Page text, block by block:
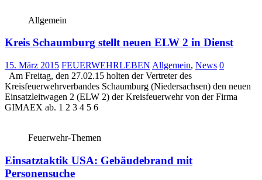
Allgemein
Kreis Schaumburg stellt neuen ELW 2 in Dienst
15. März 2015 FEUERWEHRLEBEN Allgemein, News 0
Am Freitag, den 27.02.15 holten der Vertreter des
Kreisfeuerwehrverbandes Schaumburg (Niedersachsen) den neuen
Einsatzleitwagen 2 (ELW 2) der Kreisfeuerwehr von der Firma
GIMAEX ab. 1 2 3 4 5 6
Feuerwehr-Themen
Einsatztaktik USA: Gebäudebrand mit
Personensuche